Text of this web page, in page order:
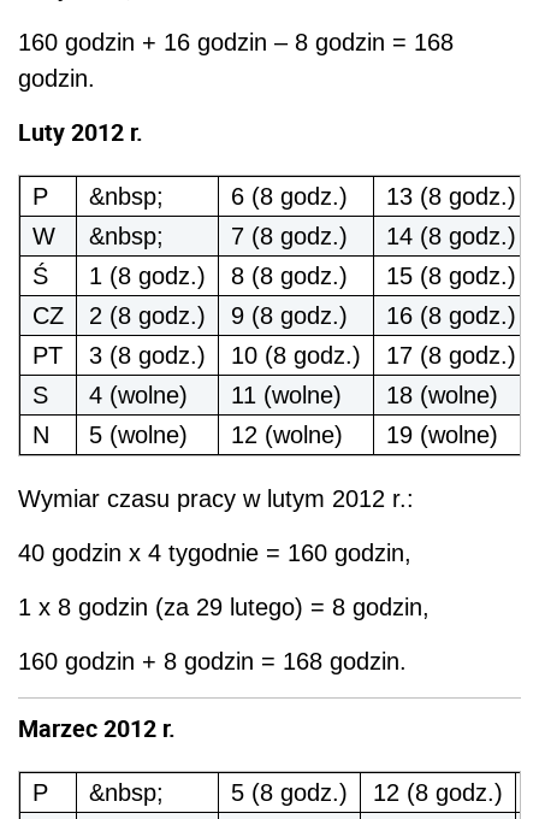
160 godzin + 16 godzin – 8 godzin = 168
godzin.
Luty 2012 r.
P &nbsp; 6 (8 godz.)
13 (8 godz.)
W
&nbsp; 7 (8 godz.)
14 (8 godz.)
Ś
1 (8 godz.) 8 (8 godz.)
15 (8 godz.)
CZ
2 (8 godz.) 9 (8 godz.)
16 (8 godz.)
PT
3 (8 godz.) 10 (8 godz.)
17 (8 godz.)
S
4 (wolne) 11 (wolne)
18 (wolne)
N
5 (wolne) 12 (wolne) 19 (wolne)
Wymiar czasu pracy w lutym 2012 r.:
40 godzin x 4 tygodnie = 160 godzin,
1 x 8 godzin (za 29 lutego) = 8 godzin,
160 godzin + 8 godzin = 168 godzin.
Marzec 2012 r.
P &nbsp; 5 (8 godz.) 12 (8 godz.)